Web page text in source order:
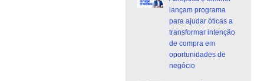
lançam programa
para ajudar óticas a
transformar intenção
de compra em
oportunidades de
negócio